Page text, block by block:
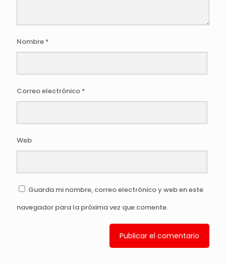
Nombre *
Correo electrónico *
Web
Guarda mi nombre, correo electrónico y web en este
navegador para la próxima vez que comente.